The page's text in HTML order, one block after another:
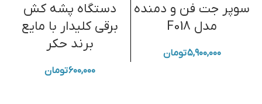
سوپر جت فن و دمنده
مدل F018
۵,۹۰۰,۰۰۰تومان
دستگاه پشه کش
برقی کلیدار با مایع
برند حکر
۶۰۰,۰۰۰تومان